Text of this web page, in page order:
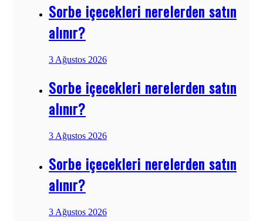
Sorbe içecekleri nerelerden satın
alınır?
3 Ağustos 2026
Sorbe içecekleri nerelerden satın
alınır?
3 Ağustos 2026
Sorbe içecekleri nerelerden satın
alınır?
3 Ağustos 2026